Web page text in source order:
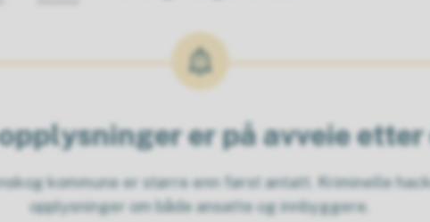
er på avveie
kommune er større enn først antatt. Kriminelle
opplysninger om både ansatte og innbyggere.